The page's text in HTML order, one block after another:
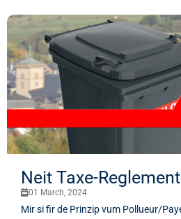
Neit Taxe-
01 March, 2024
Mir si fir de Prinzip vum Pollueur/